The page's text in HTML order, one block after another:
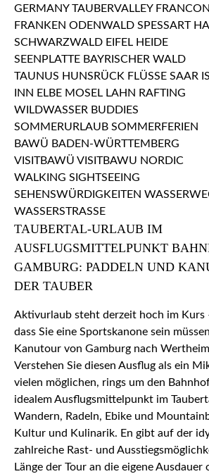
TAUBERTAL-URLAUB IM
AUSFLUGSMITTELPUNKT
GAMBURG: PADDELN UND
DER TAUBER
Aktivurlaub steht derzeit hoch im Kurs
dass Sie eine Sportskanone sein
Kanutour von Gamburg nach
Verstehen Sie diesen Ausflug als ein
vielen möglichen, rings um den
idealem Ausflugsmittelpunkt im
Wandern, Radeln, Ebike und
Kultur und Kulinarik. En gibt auf der
zahlreiche Rast- und
Länge der Tour an die eigene